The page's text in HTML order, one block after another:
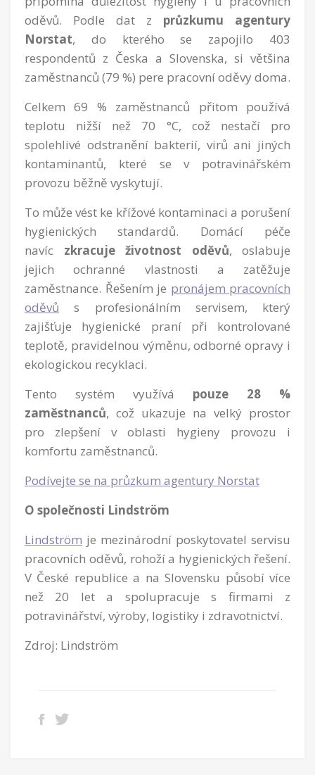
oděvů. Podle dat z průzkumu agentury
Norstat, do kterého se zapojilo 403
respondentů z Česka a Slovenska, si většina
zaměstnanců (79 %) pere pracovní oděvy doma.
Celkem 69 % zaměstnanců přitom používá
teplotu nižší než 70 °C, což nestačí pro
spolehlivé odstranění bakterií, virů ani jiných
kontaminantů, které se v potravinářském
provozu běžně vyskytují.
To může vést ke křížové kontaminaci a porušení
hygienických standardů. Domácí péče
navíc zkracuje životnost oděvů, oslabuje
jejich ochranné vlastnosti a zatěžuje
zaměstnance. Řešením je pronájem pracovních
oděvů s profesionálním servisem, který
zajišťuje hygienické praní při kontrolované
teplotě, pravidelnou výměnu, odborné opravy i
ekologickou recyklaci.
Tento systém využívá pouze 28 %
zaměstnanců, což ukazuje na velký prostor
pro zlepšení v oblasti hygieny provozu i
komfortu zaměstnanců.
Podívejte se na průzkum agentury Norstat
O společnosti Lindström
Lindström je mezinárodní poskytovatel servisu
pracovních oděvů, rohoží a hygienických řešení.
V České republice a na Slovensku působí více
než 20 let a spolupracuje s firmami z
potravinářství, výroby, logistiky i zdravotnictví.
Zdroj: Lindström